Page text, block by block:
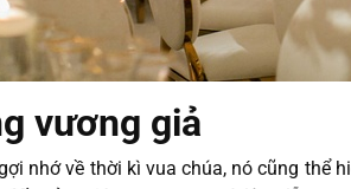
vương giả
nhớ về thời kì vua chúa, nó cũng thể